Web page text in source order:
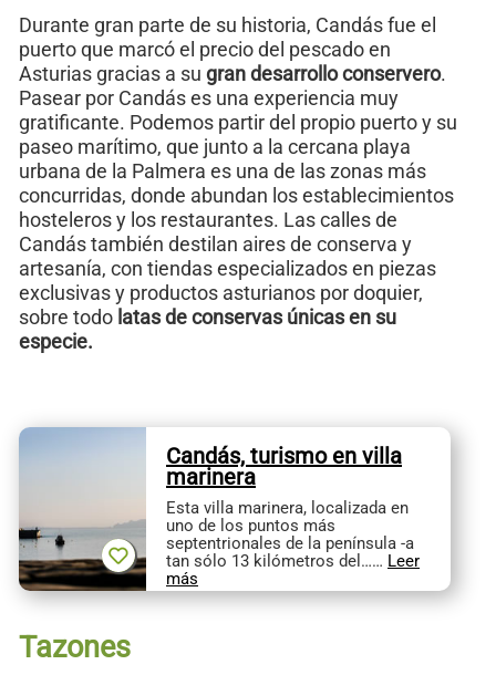
Durante gran parte de su historia, Candás fue el
puerto que marcó el precio del pescado en
Asturias gracias a su gran desarrollo conservero.
Pasear por Candás es una experiencia muy
gratificante. Podemos partir del propio puerto y su
paseo marítimo, que junto a la cercana playa
urbana de la Palmera es una de las zonas más
concurridas, donde abundan los establecimientos
hosteleros y los restaurantes. Las calles de
Candás también destilan aires de conserva y
artesanía, con tiendas especializados en piezas
exclusivas y productos asturianos por doquier,
sobre todo latas de conservas únicas en su
especie.
Candás, turismo en villa
marinera
Esta villa marinera, localizada en
uno de los puntos más
septentrionales de la península -a
tan sólo 13 kilómetros del…… Leer
más
Tazones